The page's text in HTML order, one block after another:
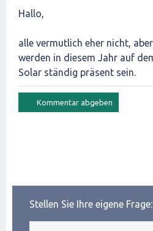
Hallo,
alle vermutlich eher nicht,
werden in diesem Jahr auf
Solar ständig präsent sein.
Stellen Sie Ihre eigene Frage: